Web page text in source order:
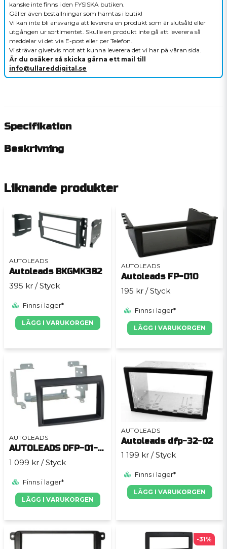
kanske inte finns i den FYSISKA butiken.
Gäller även beställningar som hämtas i butik!
Vi kan inte bli ansvariga att leverera en produkt som är slutsåld eller
utgången ur sortimentet. Skulle en produkt inte gå att leverera så
meddelar vi det via E-post eller per Telefon.
Vi strävar givetvis mot att kunna leverera det vi har på våran sida.
Är du osäker så skicka gärna ett mail till
info@ullareddigital.se
Beskrivning
Specifikation
Liknande produkter
AUTOLEADS
Autoleads BKGMK382
395 kr / Styck
Finns i lager*
LÄGG I VARUKORGEN
AUTOLEADS
Autoleads FP-010
195 kr / Styck
Finns i lager*
LÄGG I VARUKORGEN
AUTOLEADS
AUTOLEADS DFP-01-131
1 099 kr / Styck
Finns i lager*
LÄGG I VARUKORGEN
AUTOLEADS
Autoleads dfp-32-02
1 199 kr / Styck
Finns i lager*
LÄGG I VARUKORGEN
-31%